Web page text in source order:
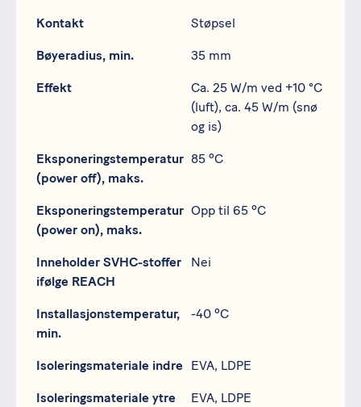
Kontakt Støpsel
Bøyeradius, min. 35 mm
Effekt
Ca. 25 W/m ved +10 °C
(luft), ca. 45 W/m (snø
og is)
Eksponeringstemperatur
(power off), maks.
85 ºC
Eksponeringstemperatur
(power on), maks.
Opp til 65 ºC
Inneholder SVHC-stoffer
ifølge REACH
Nei
Installasjonstemperatur,
min.
-40 ºC
Isoleringsmateriale indre EVA, LDPE
Isoleringsmateriale ytre EVA, LDPE